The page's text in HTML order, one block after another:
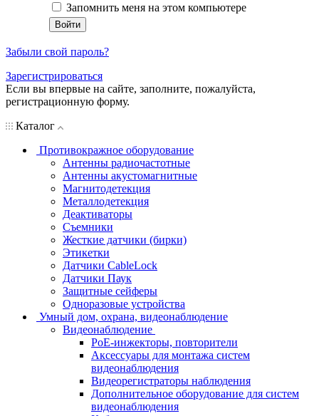
Запомнить меня на этом компьютере
Забыли свой пароль?
Зарегистрироваться
Если вы впервые на сайте, заполните, пожалуйста,
регистрационную форму.
Каталог
Противокражное оборудование
Антенны радиочастотные
Антенны акустомагнитные
Магнитодетекция
Металлодетекция
Деактиваторы
Съемники
Жесткие датчики (бирки)
Этикетки
Датчики CableLock
Датчики Паук
Защитные сейферы
Одноразовые устройства
Умный дом, охрана, видеонаблюдение
Видеонаблюдение
PoE-инжекторы, повторители
Аксессуары для монтажа систем
видеонаблюдения
Видеорегистраторы наблюдения
Дополнительное оборудование для систем
видеонаблюдения